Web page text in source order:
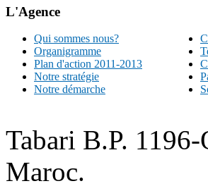
L'Agence
Qui sommes nous?
Organigramme
Plan d'action 2011-2013
Notre stratégie
Notre démarche
Tabari B.P.
Maroc.